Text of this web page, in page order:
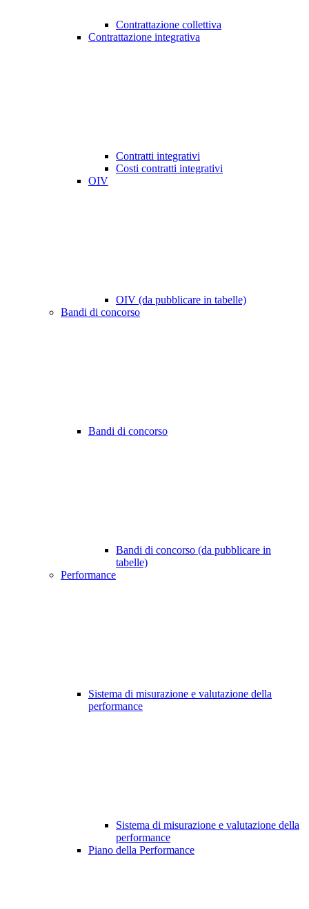
Contrattazione collettiva
Contrattazione integrativa
Contratti integrativi
Costi contratti integrativi
OIV
OIV (da pubblicare in tabelle)
Bandi di concorso
Bandi di concorso
Bandi di concorso (da pubblicare in
tabelle)
Performance
Sistema di misurazione e valutazione della
performance
Sistema di misurazione e valutazione della
performance
Piano della Performance